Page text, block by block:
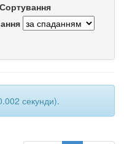
Сортування
секунди).